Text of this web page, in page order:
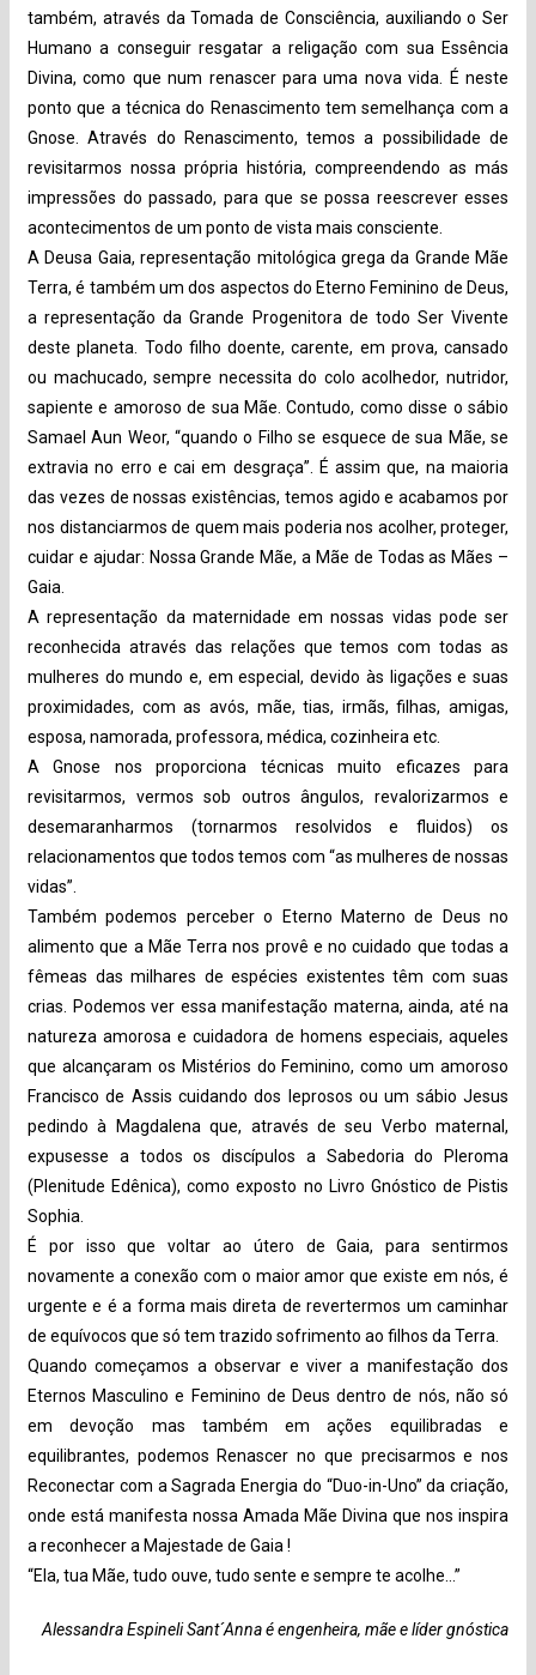
também, através da Tomada de Consciência, auxiliando o Ser
Humano a conseguir resgatar a religação com sua Essência
Divina, como que num renascer para uma nova vida. É neste
ponto que a técnica do Renascimento tem semelhança com a
Gnose. Através do Renascimento, temos a possibilidade de
revisitarmos nossa própria história, compreendendo as más
impressões do passado, para que se possa reescrever esses
acontecimentos de um ponto de vista mais consciente.
A Deusa Gaia, representação mitológica grega da Grande Mãe
Terra, é também um dos aspectos do Eterno Feminino de Deus,
a representação da Grande Progenitora de todo Ser Vivente
deste planeta. Todo filho doente, carente, em prova, cansado
ou machucado, sempre necessita do colo acolhedor, nutridor,
sapiente e amoroso de sua Mãe. Contudo, como disse o sábio
Samael Aun Weor, “quando o Filho se esquece de sua Mãe, se
extravia no erro e cai em desgraça”. É assim que, na maioria
das vezes de nossas existências, temos agido e acabamos por
nos distanciarmos de quem mais poderia nos acolher, proteger,
cuidar e ajudar: Nossa Grande Mãe, a Mãe de Todas as Mães –
Gaia.
A representação da maternidade em nossas vidas pode ser
reconhecida através das relações que temos com todas as
mulheres do mundo e, em especial, devido às ligações e suas
proximidades, com as avós, mãe, tias, irmãs, filhas, amigas,
esposa, namorada, professora, médica, cozinheira etc.
A Gnose nos proporciona técnicas muito eficazes para
revisitarmos, vermos sob outros ângulos, revalorizarmos e
desemaranharmos (tornarmos resolvidos e fluidos) os
relacionamentos que todos temos com “as mulheres de nossas
vidas”.
Também podemos perceber o Eterno Materno de Deus no
alimento que a Mãe Terra nos provê e no cuidado que todas a
fêmeas das milhares de espécies existentes têm com suas
crias. Podemos ver essa manifestação materna, ainda, até na
natureza amorosa e cuidadora de homens especiais, aqueles
que alcançaram os Mistérios do Feminino, como um amoroso
Francisco de Assis cuidando dos leprosos ou um sábio Jesus
pedindo à Magdalena que, através de seu Verbo maternal,
expusesse a todos os discípulos a Sabedoria do Pleroma
(Plenitude Edênica), como exposto no Livro Gnóstico de Pistis
Sophia.
É por isso que voltar ao útero de Gaia, para sentirmos
novamente a conexão com o maior amor que existe em nós, é
urgente e é a forma mais direta de revertermos um caminhar
de equívocos que só tem trazido sofrimento ao filhos da Terra.
Quando começamos a observar e viver a manifestação dos
Eternos Masculino e Feminino de Deus dentro de nós, não só
em devoção mas também em ações equilibradas e
equilibrantes, podemos Renascer no que precisarmos e nos
Reconectar com a Sagrada Energia do “Duo-in-Uno” da criação,
onde está manifesta nossa Amada Mãe Divina que nos inspira
a reconhecer a Majestade de Gaia !
“Ela, tua Mãe, tudo ouve, tudo sente e sempre te acolhe…”
Alessandra Espineli Sant´Anna é engenheira, mãe e líder gnóstica